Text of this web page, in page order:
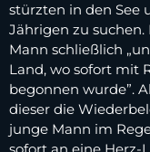
stürzten in den See
Jährigen zu
Mann schließlich
Land, wo sofort mit
begonnen wurde”.
dieser die
junge Mann im